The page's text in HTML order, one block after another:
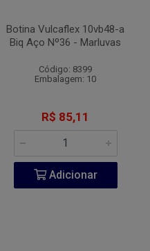
Botina Vulcaflex 10vb48-a
Biq Aço Nº36 - Marluvas
Código: 8399
Embalagem: 10
R$ 85,11
Adicionar